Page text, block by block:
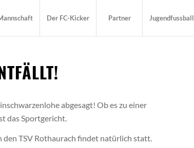
Der FC-Kicker Partner Jugendfussball
abgesagt! Ob es zu einer
das Sportgericht.
den TSV Rothaurach findet natürlich statt.